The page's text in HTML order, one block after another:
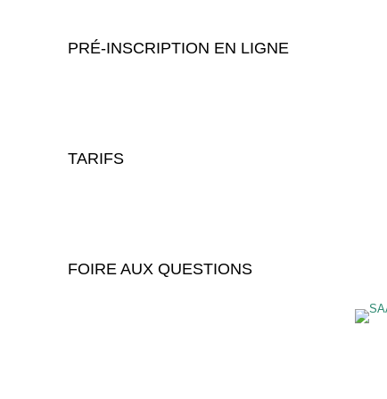
PRÉ-INSCRIPTION EN LIGNE
TARIFS
FOIRE AUX QUESTIONS